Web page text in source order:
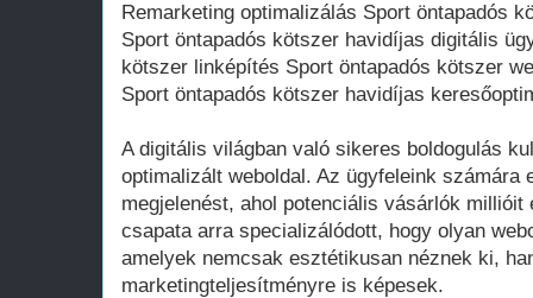
Remarketing optimalizálás Sport öntapadós
Sport öntapadós kötszer havidíjas digitális
kötszer linképítés Sport öntapadós kötszer
Sport öntapadós kötszer havidíjas
A digitális világban való sikeres boldogulás
optimalizált weboldal. Az ügyfeleink számára
megjelenést, ahol potenciális vásárlók
csapata arra specializálódott, hogy olyan
amelyek nemcsak esztétikusan néznek ki,
marketingteljesítményre is képesek.